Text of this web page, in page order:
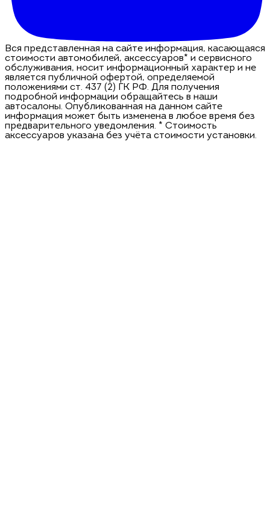
Вся представленная на сайте информация, касающаяся
стоимости автомобилей, аксессуаров* и сервисного
обслуживания, носит информационный характер и не
является публичной офертой, определяемой
положениями ст. 437 (2) ГК РФ. Для получения
подробной информации обращайтесь в наши
автосалоны. Опубликованная на данном сайте
информация может быть изменена в любое время без
предварительного уведомления. * Стоимость
аксессуаров указана без учёта стоимости установки.